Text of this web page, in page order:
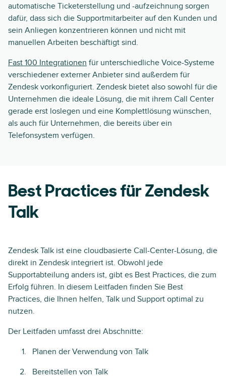
automatische Ticketerstellung und -aufzeichnung sorgen
dafür, dass sich die Supportmitarbeiter auf den Kunden und
sein Anliegen konzentrieren können und nicht mit
manuellen Arbeiten beschäftigt sind.
Fast 100 Integrationen für unterschiedliche Voice-Systeme
verschiedener externer Anbieter sind außerdem für
Zendesk vorkonfiguriert. Zendesk bietet also sowohl für die
Unternehmen die ideale Lösung, die mit ihrem Call Center
gerade erst loslegen und eine Komplettlösung wünschen,
als auch für Unternehmen, die bereits über ein
Telefonsystem verfügen.
Best Practices für Zendesk
Talk
Zendesk Talk ist eine cloudbasierte Call-Center-Lösung, die
direkt in Zendesk integriert ist. Obwohl jede
Supportabteilung anders ist, gibt es Best Practices, die zum
Erfolg führen. In diesem Leitfaden finden Sie Best
Practices, die Ihnen helfen, Talk und Support optimal zu
nutzen.
Der Leitfaden umfasst drei Abschnitte:
Planen der Verwendung von Talk
Bereitstellen von Talk